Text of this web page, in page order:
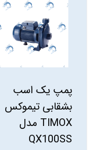
پمپ یک اسب
بشقابی تیموکس
TIMOX مدل
QX100SS